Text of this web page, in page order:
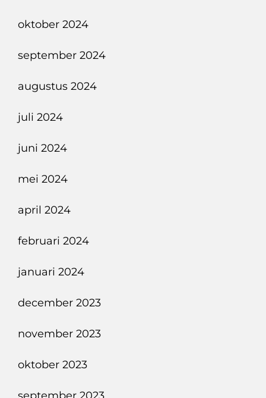
oktober 2024
september 2024
augustus 2024
juli 2024
juni 2024
mei 2024
april 2024
februari 2024
januari 2024
december 2023
november 2023
oktober 2023